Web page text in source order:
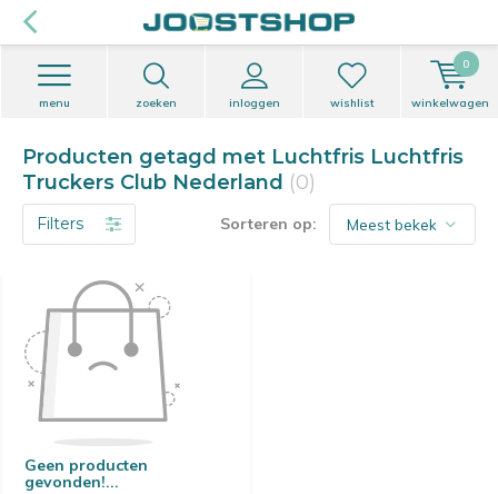
zoeken inloggen
menu wishlist winkelwagen
0
Producten getagd met Luchtfris Luchtfris
Truckers Club Nederland (0)
Filters Sorteren op:
Geen producten
gevonden!...